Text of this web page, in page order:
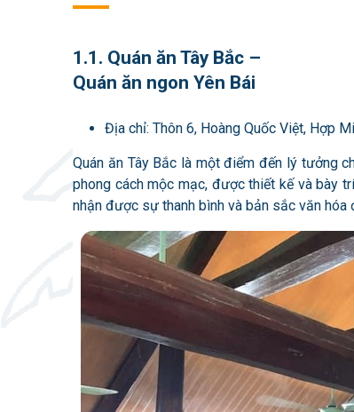
1.1. Quán ăn Tây Bắc –
Quán ăn ngon Yên Bái
Địa chỉ: Thôn 6, Hoàng Quốc Việt, Hợp
Quán ăn Tây Bắc là một điểm đến lý tưởng
phong cách mộc mạc, được thiết kế và bày
nhận được sự thanh bình và bản sắc văn hóa